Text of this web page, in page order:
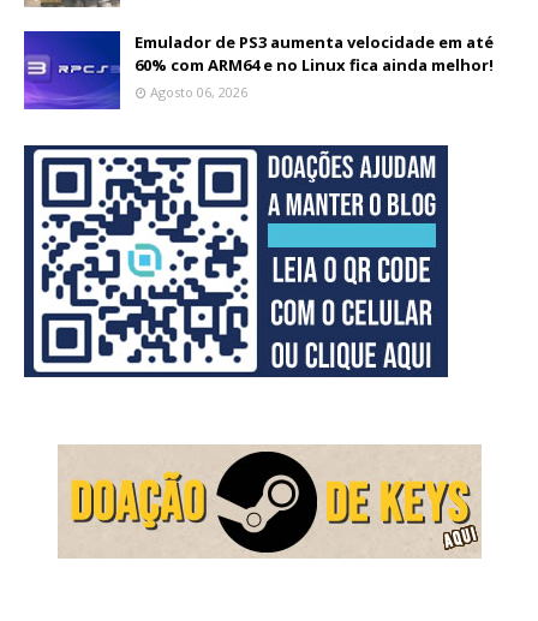
Emulador de PS3 aumenta velocidade em até
60% com ARM64 e no Linux fica ainda melhor!
Agosto 06, 2026